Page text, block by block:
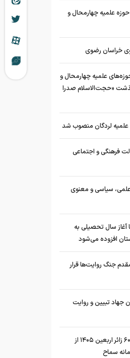
علمیه چهارمحال و
خراسان رضوی
علمیه چهارمحال و
«حجت‌الاسلام صدرا
لردگان منصوب شد
فرهنگی و اجتماعی
علمی، سیاسی و معنوی
آغاز سال تحصیلی به
افزوده می‌شود
جنگ روایت‌ها قرار
جهاد تبیین و روایت
ثبت‌نام ۲۸ هزار و ۶۰۶ زائر اربعین ۱۴۰۵ از
سماح